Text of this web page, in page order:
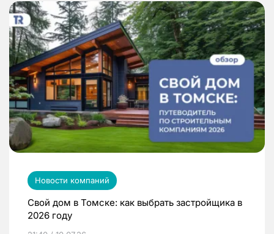
Новости компаний
Свой дом в Томске: как выбрать застройщика в
2026 году